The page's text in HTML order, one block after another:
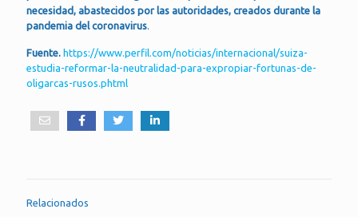
necesidad, abastecidos por las autoridades, creados durante la
pandemia del coronavirus.
Fuente. https://www.perfil.com/noticias/internacional/suiza-
estudia-reformar-la-neutralidad-para-expropiar-fortunas-de-
oligarcas-rusos.phtml
Relacionados